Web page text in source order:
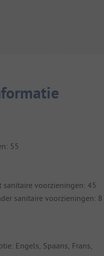
55
sanitaire voorzieningen: 45
sanitaire voorzieningen: 8
Engels, Spaans, Frans,